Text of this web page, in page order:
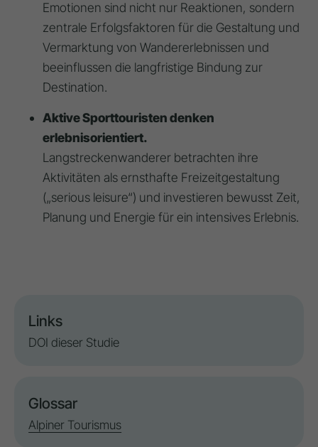
Emotionen sind nicht nur Reaktionen, sondern
zentrale Erfolgsfaktoren für die Gestaltung und
Vermarktung von Wandererlebnissen und
beeinflussen die langfristige Bindung zur
Destination.
Aktive Sporttouristen denken
erlebnisorientiert.
Langstreckenwanderer betrachten ihre
Aktivitäten als ernsthafte Freizeitgestaltung
(„serious leisure“) und investieren bewusst Zeit,
Planung und Energie für ein intensives Erlebnis.
Links
DOI dieser Studie
Glossar
Alpiner Tourismus